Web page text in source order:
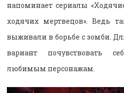
напоминает сериалы
ходячих мертвецов». Ведь
выживали в борьбе с зомби.
вариант почувствовать
любимым персонажам.